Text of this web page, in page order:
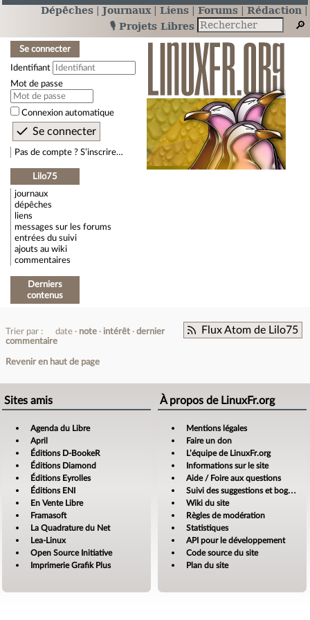
Dépêches Journaux Liens Forums
Rédaction
🎙️ Projets Libres
Se connecter
Identifiant
Mot de passe
Connexion automatique
Pas de compte ? S’inscrire…
Lilo75
journaux
dépêches
liens
messages sur les forums
entrées du suivi
ajouts au wiki
commentaires
Derniers
contenus
Flux Atom de Lilo75
Trier par : date note intérêt
dernier
commentaire
Revenir en haut de page
Sites amis
Agenda du Libre
April
Éditions D-BookeR
Éditions Diamond
Éditions Eyrolles
Éditions ENI
En Vente Libre
Framasoft
La Quadrature du Net
Lea-Linux
Open Source Initiative
Imprimerie Grafik Plus
À propos de LinuxFr.org
Mentions légales
Faire un don
L’équipe de LinuxFr.org
Informations sur le site
Aide / Foire aux questions
Suivi des suggestions et bogues
Wiki du site
Règles de modération
Statistiques
API pour le développement
Code source du site
Plan du site